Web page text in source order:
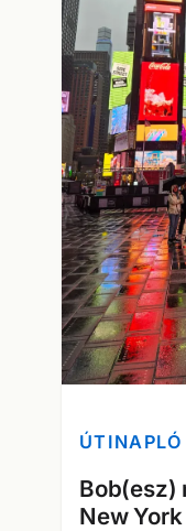
ÚTINAPLÓ
Bob(esz)
New